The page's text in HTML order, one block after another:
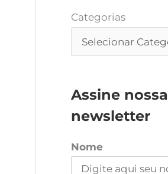
Categorias
Assine nossa
newsletter
Nome